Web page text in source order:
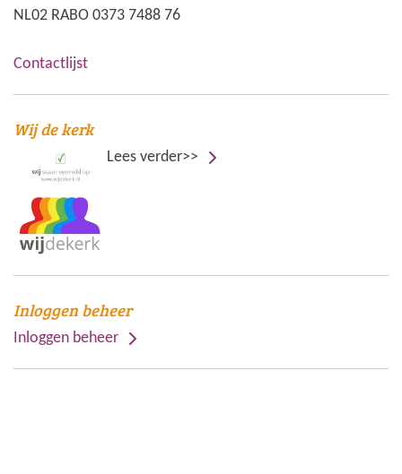
NL02 RABO 0373 7488 76
Contactlijst
Wij de kerk
Lees verder>>
Inloggen beheer
Inloggen beheer